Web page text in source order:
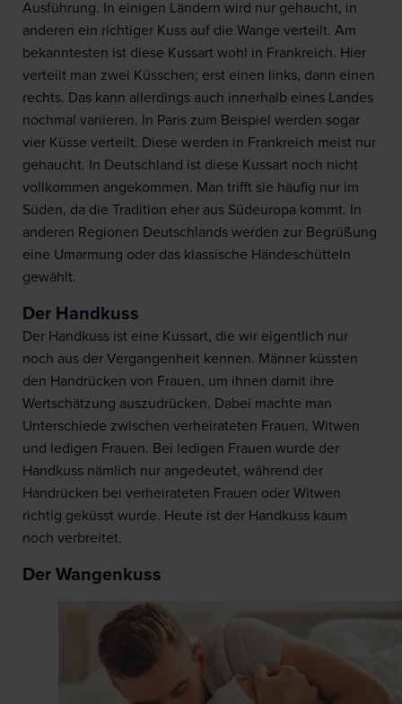
Ausführung. In einigen Ländern wird nur gehaucht, in
anderen ein richtiger Kuss auf die Wange verteilt. Am
bekanntesten ist diese Kussart wohl in Frankreich. Hier
verteilt man zwei Küsschen; erst einen links, dann einen
rechts. Das kann allerdings auch innerhalb eines Landes
nochmal variieren. In Paris zum Beispiel werden sogar
vier Küsse verteilt. Diese werden in Frankreich meist nur
gehaucht. In Deutschland ist diese Kussart noch nicht
vollkommen angekommen. Man trifft sie häufig nur im
Süden, da die Tradition eher aus Südeuropa kommt. In
anderen Regionen Deutschlands werden zur Begrüßung
eine Umarmung oder das klassische Händeschütteln
gewählt.
Der Handkuss
Der Handkuss ist eine Kussart, die wir eigentlich nur
noch aus der Vergangenheit kennen. Männer küssten
den Handrücken von Frauen, um ihnen damit ihre
Wertschätzung auszudrücken. Dabei machte man
Unterschiede zwischen verheirateten Frauen, Witwen
und ledigen Frauen. Bei ledigen Frauen wurde der
Handkuss nämlich nur angedeutet, während der
Handrücken bei verheirateten Frauen oder Witwen
richtig geküsst wurde. Heute ist der Handkuss kaum
noch verbreitet.
Der Wangenkuss